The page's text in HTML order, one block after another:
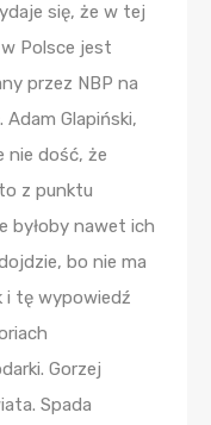
się, że w tej
Polsce jest
przez NBP na
Glapiński,
nie dość, że
z punktu
byłoby nawet ich
bo nie ma
i tę wypowiedź
Gorzej
Spada